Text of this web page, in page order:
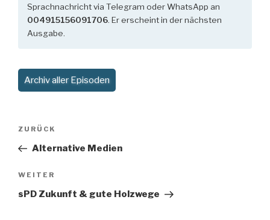
Sprachnachricht via Telegram oder WhatsApp an
004915156091706. Er erscheint in der nächsten
Ausgabe.
Archiv aller Episoden
Beitragsnavigation
Vorheriger
Beitrag
ZURÜCK
Alternative Medien
Nächster
Beitrag
WEITER
sPD Zukunft & gute Holzwege